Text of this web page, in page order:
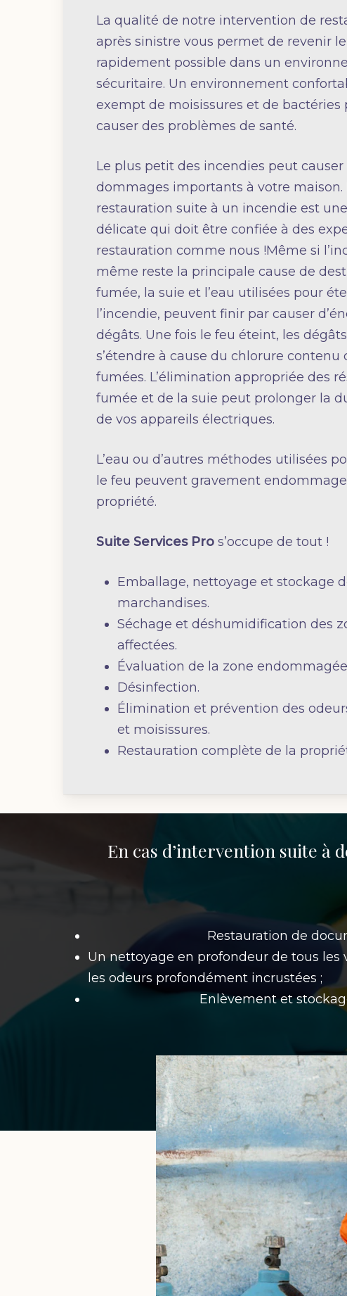
La qualité de notre intervention de
après sinistre vous permet de revenir
rapidement possible dans un
sécuritaire. Un environnement
exempt de moisissures et de bactéries
causer des problèmes de santé.
Le plus petit des incendies peut causer
dommages importants à votre maison.
restauration suite à un incendie est
délicate qui doit être confiée à des
restauration comme nous !Même si
même reste la principale cause de
fumée, la suie et l’eau utilisées pour
l’incendie, peuvent finir par causer
dégâts. Une fois le feu éteint, les
s’étendre à cause du chlorure contenu
fumées. L’élimination appropriée des
fumée et de la suie peut prolonger la
de vos appareils électriques.
L’eau ou d’autres méthodes utilisées
le feu peuvent gravement
propriété.
Suite Services Pros’occupe de tout !
Emballage, nettoyage et stockage
marchandises.
Séchage et déshumidification des
affectées.
Évaluation de la zone
Désinfection.
Élimination et prévention des
et moisissures.
Restauration complète de la
En cas d’intervention suite à
Restauration de
Un nettoyage en profondeur de tous
les odeurs profondément incrustées ;
Enlèvement et